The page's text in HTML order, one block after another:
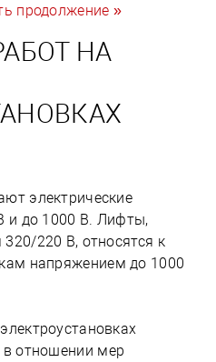
продолжение »
НА
электрические
и до 1000 В. Лифты,
220 В, относятся к
напряжением до 1000
отношении мер